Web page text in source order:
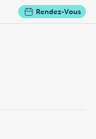
Rendez-Vous